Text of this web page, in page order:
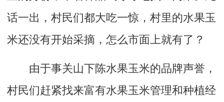
话一出，村民们都大吃一惊，村里的水果玉
米还没有开始采摘，怎么市面上就有了？
由于事关山下陈水果玉米的品牌声誉，
村民们赶紧找来富有水果玉米管理和种植经